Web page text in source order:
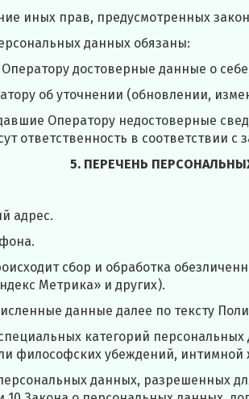
иных прав, предусмотренных
данных обязаны:
Оператору достоверные данные о
об уточнении (обновлении,
Оператору недостоверные
ответственность в соответствии с
5. ПЕРЕЧЕНЬ
адрес.
сбор и обработка
Метрика» и других).
данные далее по тексту
категорий
философских убеждений,
данных, разрешенных